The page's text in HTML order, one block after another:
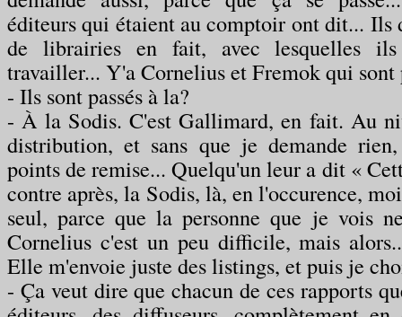
éditeurs qui étaient au comptoir ont dit... Ils
de librairies en fait, avec lesquelles
travailler... Y'a Cornelius et Fremok qui sont
- Ils sont passés à la?
- À la Sodis. C'est Gallimard, en fait. Au
distribution, et sans que je demande
points de remise... Quelqu'un leur a dit «
contre après, la Sodis, là, en l'occurence,
seul, parce que la personne que je vois
Cornelius c'est un peu difficile, mais
Elle m'envoie juste des listings, et puis je
- Ça veut dire que chacun de ces rapports